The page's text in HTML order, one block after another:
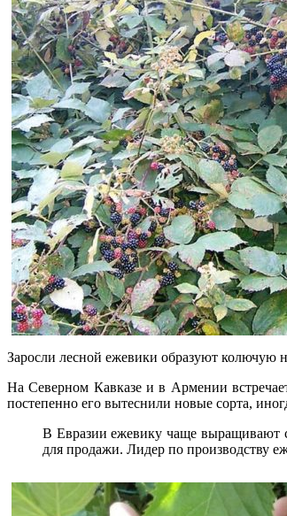
Заросли лесной ежевики образуют колючую
На Северном Кавказе и в Армении
постепенно его вытеснили новые сорта,
В Евразии ежевику чаще выращивают
для продажи. Лидер по производству